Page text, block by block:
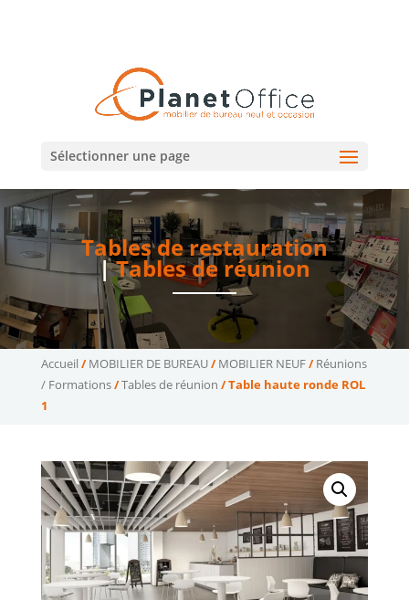
Sélectionner une page
Tables de restauration
|Tables de réunion
Accueil /MOBILIER DE BUREAU/MOBILIER NEUF/Réunions
/ Formations/Tables de réunion / Table haute ronde ROL
1